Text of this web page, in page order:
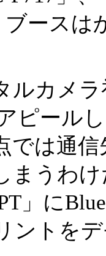
ブースは
カメラ
ピール
では通
まうわ
」に
ントを